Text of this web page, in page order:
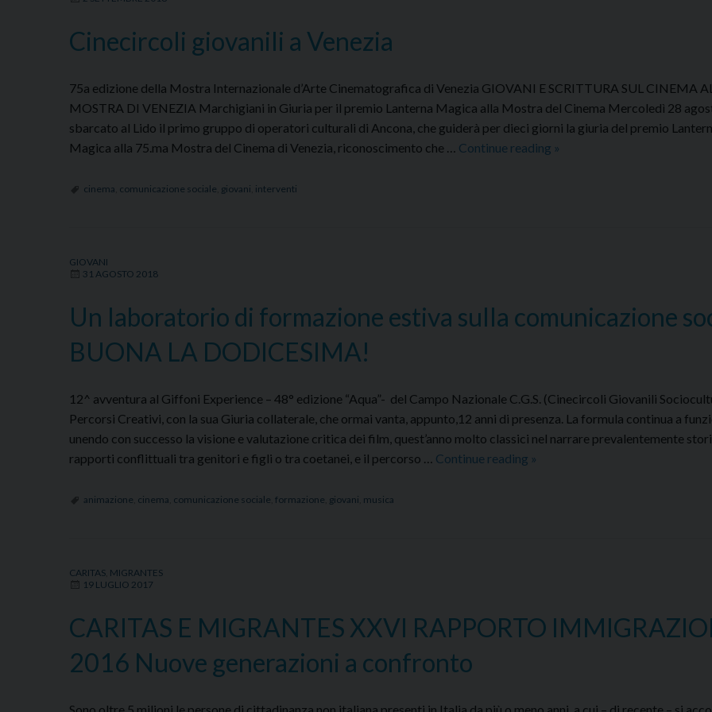
Cinecircoli giovanili a Venezia
75a edizione della Mostra Internazionale d’Arte Cinematografica di Venezia GIOVANI E SCRITTURA SUL CINEMA
MOSTRA DI VENEZIA Marchigiani in Giuria per il premio Lanterna Magica alla Mostra del Cinema Mercoledì 28
sbarcato al Lido il primo gruppo di operatori culturali di Ancona, che guiderà per dieci giorni la giuria del premio
Magica alla 75.ma Mostra del Cinema di Venezia, riconoscimento che … Continue reading Cinecircoli
»
cinema comunicazione sociale giovani interventi
GIOVANI
31 AGOSTO 2018
Un laboratorio di formazione estiva sulla comunicazione
BUONA LA DODICESIMA!
12^ avventura al Giffoni Experience – 48° edizione “Aqua”- del Campo Nazionale C.G.S. (Cinecircoli Giovanili
Percorsi Creativi, con la sua Giuria collaterale, che ormai vanta, appunto,12 anni di presenza. La formula continua a
unendo con successo la visione e valutazione critica dei film, quest’anno molto classici nel narrare prevalentemente
rapporti conflittuali tra genitori e figli o tra coetanei, e il percorso … Continue reading Un
BUONA
LA
»
animazione cinema comunicazione sociale formazione giovani musica
CARITAS MIGRANTES
19 LUGLIO 2017
CARITAS E MIGRANTES XXVI RAPPORTO
2016 Nuove generazioni a confronto
Sono oltre 5 milioni le persone di cittadinanza non italiana presenti in Italia da più o meno anni, a cui – di recente – si